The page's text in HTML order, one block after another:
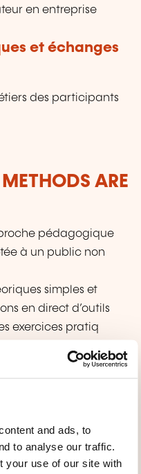
and ads, to
to analyse our traffic.
your use of our site with
en entreprise
et échanges
des participants
ARE
pédagogique
à un public non
simples et
en direct d’outils
exercices pratiq
à travers des
la formation et